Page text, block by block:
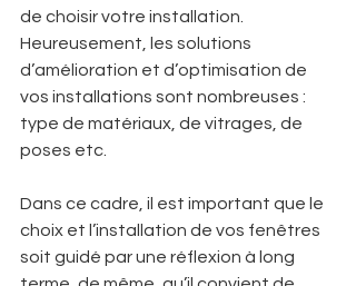
de choisir votre installation.
Heureusement, les solutions
d’amélioration et d’optimisation de
vos installations sont nombreuses :
type de matériaux, de vitrages, de
poses etc.
Dans ce cadre, il est important que le
choix et l’installation de vos fenêtres
soit guidé par une réflexion à long